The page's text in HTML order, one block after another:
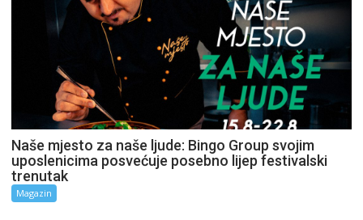
Naše mjesto za naše ljude: Bingo Group svojim
uposlenicima posvećuje posebno lijep festivalski
trenutak
Magazin